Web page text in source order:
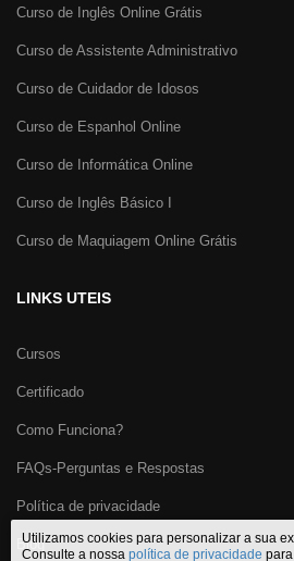
Curso de Inglês Online Grátis
Curso de Assistente Administrativo
Curso de Cuidador de Idosos
Curso de Espanhol Online
Curso de Informática Online
Curso de Inglês Básico I
Curso de Maquiagem Online Grátis
LINKS UTEIS
Cursos
Certificado
Como Funciona?
FAQs-Perguntas e Respostas
Política de privacidade
Blog
Utilizamos cookies para personalizar a sua
Consulte a nossa política de privacidade